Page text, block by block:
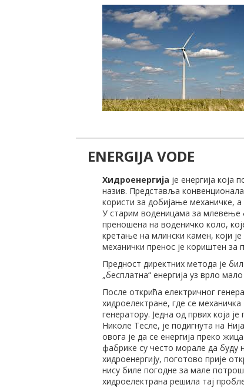
ENERGIJA VODE
Хидроенергија је енергија која
назив. Представља
користи за добијање механичке,
У старим воденицама за млевење
преношена на воденичко коло,
кретање на млински камен, који
механички пренос је кориштен за
Предност директних метода је
„бесплатна“ енергија уз врло
После открића електричног
хидроелектране, где се
генератору. Једна од првих која
Николе Тесле, је подигнута на
овога је да се енергија преко
фабрике су често морале да буду
хидроенергију, поготово прије
нису биле погодне за мале
хидроелектрана решила тај